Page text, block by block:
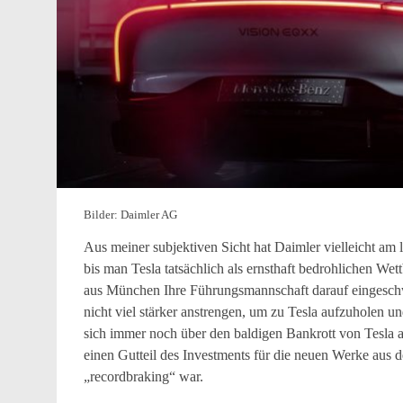
Bilder: Daimler AG
Aus meiner subjektiven Sicht hat Daimler vielleicht am
bis man Tesla tatsächlich als ernsthaft bedrohlichen
aus München Ihre Führungsmannschaft darauf
nicht viel stärker anstrengen, um zu Tesla aufzuholen
sich immer noch über den baldigen Bankrott von Tesla
einen Gutteil des Investments für die neuen Werke
„recordbraking“ war.